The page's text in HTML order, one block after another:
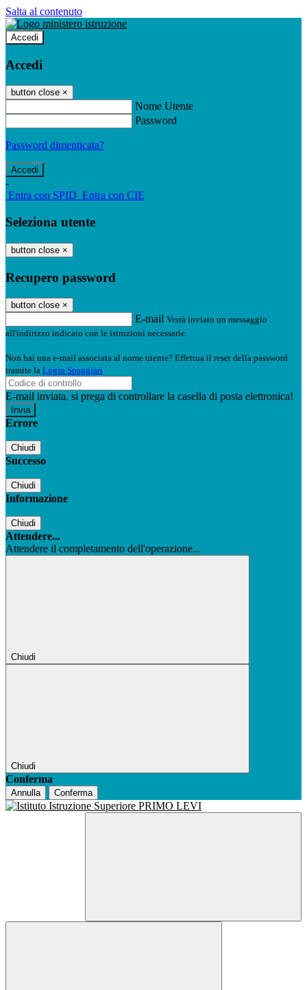
Salta al contenuto
Accedi
Accedi
button close ×
Nome Utente
Password
Password dimenticata?
-
Entra con SPID Entra con CIE
Seleziona utente
button close ×
Recupero password
button close ×
E-mail Verrà inviato un messaggio
all'indirizzo indicato con le istruzioni necessarie.
Non hai una e-mail associata al nome utente? Effettua il reset della password
tramite la Login Spaggiari
E-mail inviata, si prega di controllare la casella di posta elettronica!
Errore
Chiudi
Successo
Chiudi
Informazione
Chiudi
Attendere...
Attendere il completamento dell'operazione...
Chiudi
Chiudi
Conferma
Annulla Conferma